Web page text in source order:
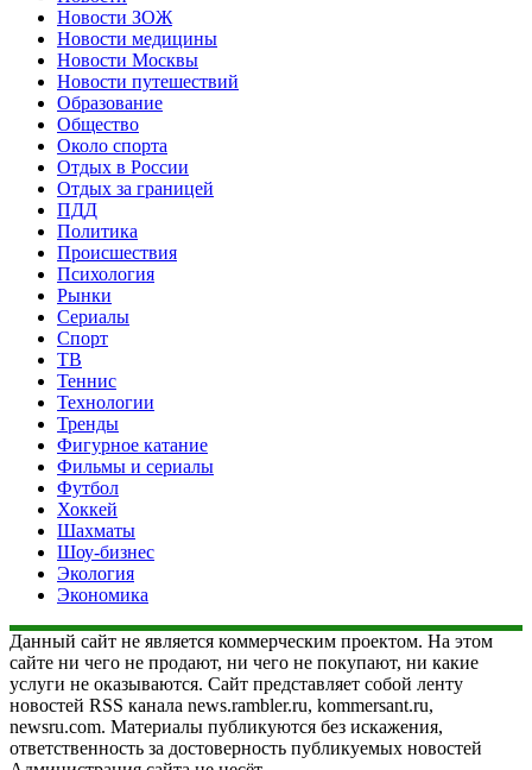
Новости ЗОЖ
Новости медицины
Новости Москвы
Новости путешествий
Образование
Общество
Около спорта
Отдых в России
Отдых за границей
ПДД
Политика
Происшествия
Психология
Рынки
Сериалы
Спорт
ТВ
Теннис
Технологии
Тренды
Фигурное катание
Фильмы и сериалы
Футбол
Хоккей
Шахматы
Шоу-бизнес
Экология
Экономика
Данный сайт не является коммерческим проектом. На этом
сайте ни чего не продают, ни чего не покупают, ни какие
услуги не оказываются. Сайт представляет собой ленту
новостей RSS канала news.rambler.ru, kommersant.ru,
newsru.com. Материалы публикуются без искажения,
ответственность за достоверность публикуемых новостей